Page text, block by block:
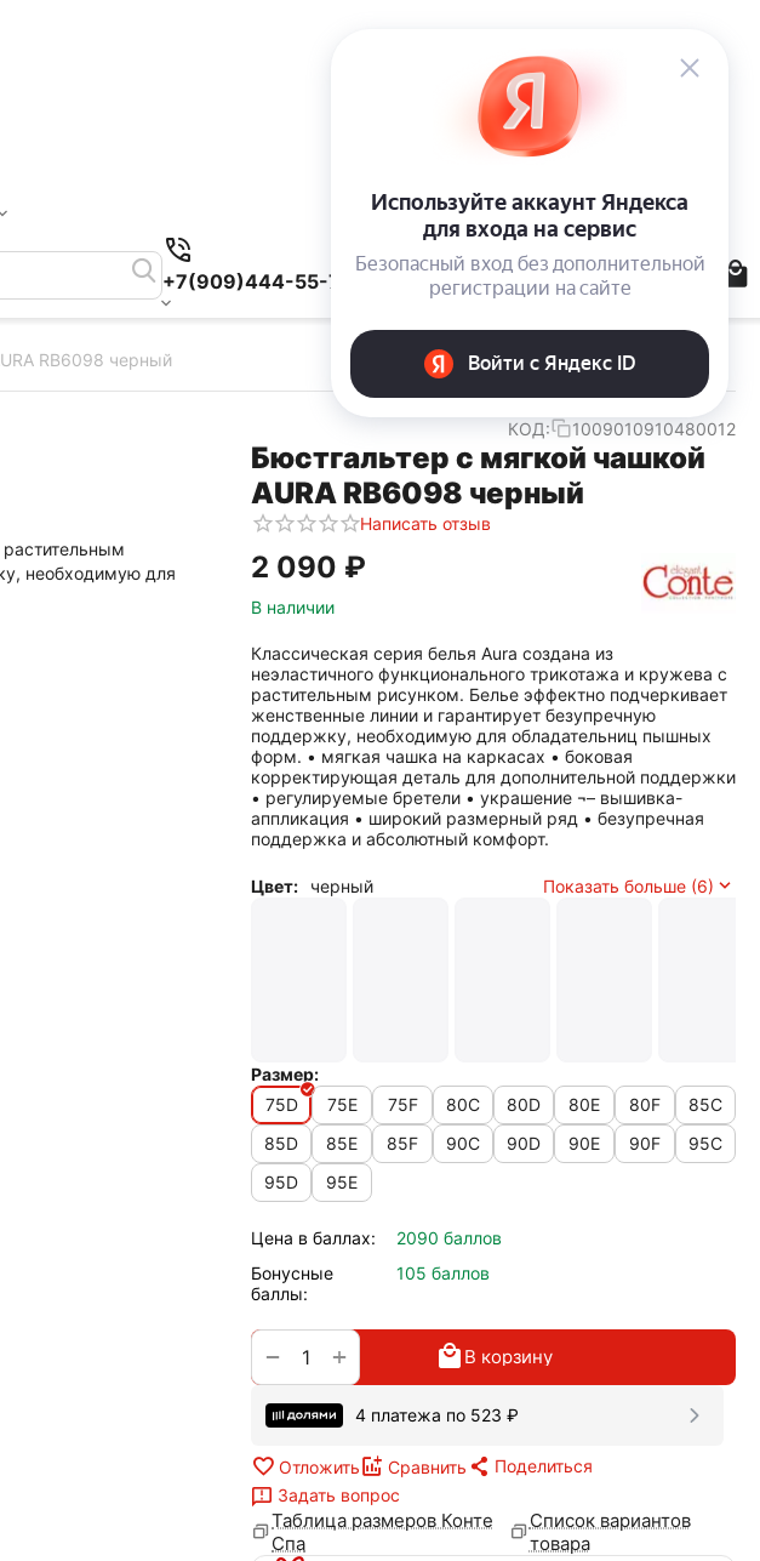
+7(909)444-55-78
RB6098 черный
КОД: 1009010910480012
Бюстгальтер с мягкой чашкой
AURA RB6098 черный
Написать отзыв
2 090 ₽
В наличии
Классическая серия белья Aura создана из
неэластичного функционального трикотажа и кружева с
растительным рисунком. Белье эффектно подчеркивает
женственные линии и гарантирует безупречную
поддержку, необходимую для обладательниц пышных
форм. • мягкая чашка на каркасах • боковая
корректирующая деталь для дополнительной поддержки
• регулируемые бретели • украшение ¬– вышивка-
аппликация • широкий размерный ряд • безупречная
поддержка и абсолютный комфорт.
Цвет: черный Показать больше (6)
Размер:
75D
75E 75F 80C 80D 80E 80F
85C
85D
85E 85F 90C 90D 90E 90F
95C
95D
95E
Цена в баллах:
2090 баллов
Бонусные
баллы:
105 баллов
+
− В корзину
4 платежа по 523 ₽
Отложить Сравнить
Поделиться
Задать вопрос
Таблица размеров Конте
Спа
Список вариантов
товара
растительным
необходимую для